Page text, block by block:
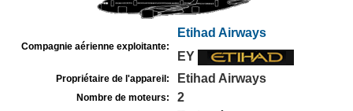
Compagnie aérienne exploitante:
Etihad Airways
EY
Propriétaire de l'appareil: Etihad Airways
Nombre de moteurs: 2